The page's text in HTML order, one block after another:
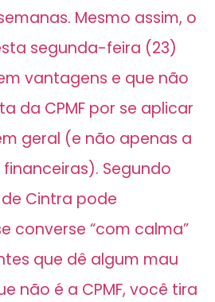
Mesmo assim, o
segunda-feira (23)
vantagens e que não
da CPMF por se aplicar
geral (e não apenas a
Segundo
Cintra pode
converse “com calma”
que dê algum mau
não é a CPMF, você tira